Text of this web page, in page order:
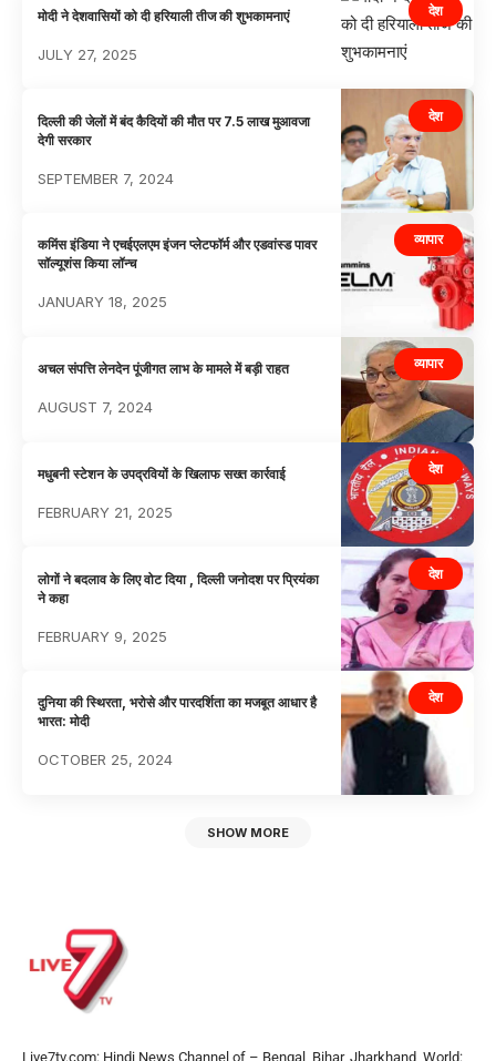
देश
मोदी ने देशवासियों को दी हरियाली तीज की शुभकामनाएं
JULY 27, 2025
देश
दिल्ली की जेलों में बंद कैदियों की मौत पर 7.5 लाख मुआवजा
देगी सरकार
SEPTEMBER 7, 2024
व्यापार
कमिंस इंडिया ने एचईएलएम इंजन प्लेटफॉर्म और एडवांस्ड पावर
सॉल्यूशंस किया लॉन्च
JANUARY 18, 2025
व्यापार
अचल संपत्ति लेनदेन पूंजीगत लाभ के मामले में बड़ी राहत
AUGUST 7, 2024
देश
मधुबनी स्टेशन के उपद्रवियों के खिलाफ सख्त कार्रवाई
FEBRUARY 21, 2025
देश
लोगों ने बदलाव के लिए वोट दिया , दिल्ली जनोदश पर प्रियंका
ने कहा
FEBRUARY 9, 2025
देश
दुनिया की स्थिरता, भरोसे और पारदर्शिता का मजबूत आधार है
भारत: मोदी
OCTOBER 25, 2024
SHOW MORE
Live7tv.com: Hindi News Channel of – Bengal, Bihar, Jharkhand, World: